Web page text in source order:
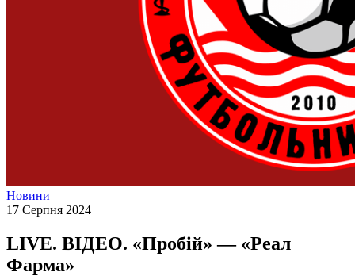
Новини
17 Серпня 2024
LIVE. ВІДЕО. «Пробій» — «Реал
Фарма»